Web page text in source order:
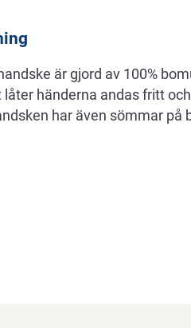
är gjord av 100%
händerna andas fritt
har även sömmar på